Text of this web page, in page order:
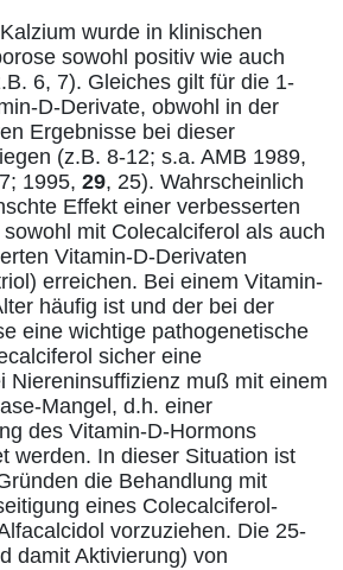
wurde in klinischen
sowohl positiv wie auch
6, 7). Gleiches gilt für die 1-
D-Derivate, obwohl in der
Ergebnisse bei dieser
(z.B. 8-12; s.a. AMB 1989,
1995, 29, 25). Wahrscheinlich
Effekt einer verbesserten
mit Colecalciferol als auch
Vitamin-D-Derivaten
erreichen. Bei einem Vitamin-
häufig ist und der bei der
eine wichtige pathogenetische
sicher eine
Niereninsuffizienz muß mit einem
Mangel, d.h. einer
des Vitamin-D-Hormons
werden. In dieser Situation ist
die Behandlung mit
eines Colecalciferol-
vorzuziehen. Die 25-
damit Aktivierung) von